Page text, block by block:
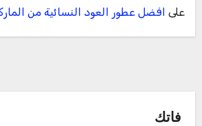
على افضل عطور العود النسائية من الماركات
فاتك